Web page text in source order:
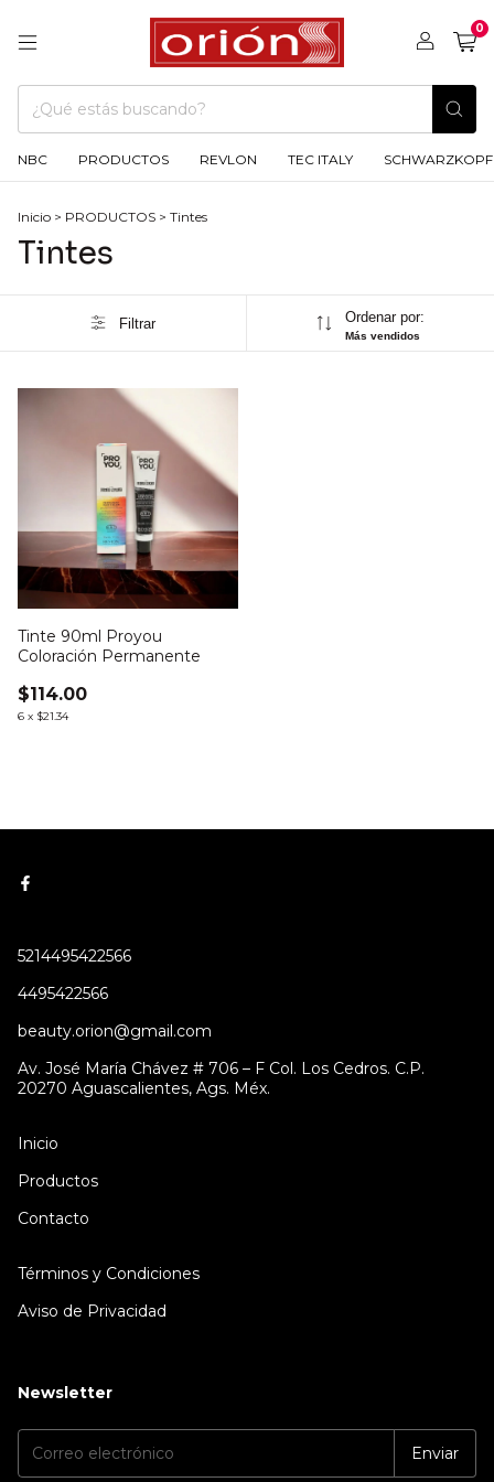
0
NBC PRODUCTOS REVLON TEC ITALY SCHWARZKOPF
Inicio > PRODUCTOS > Tintes
Tintes
Filtrar Ordenar por:
Más vendidos
Tinte 90ml Proyou
Coloración Permanente
$114.00
6 x $21.34
5214495422566
4495422566
beauty.orion@gmail.com
Av. José María Chávez # 706 – F Col. Los Cedros. C.P.
20270 Aguascalientes, Ags. Méx.
Inicio
Productos
Contacto
Términos y Condiciones
Aviso de Privacidad
Newsletter